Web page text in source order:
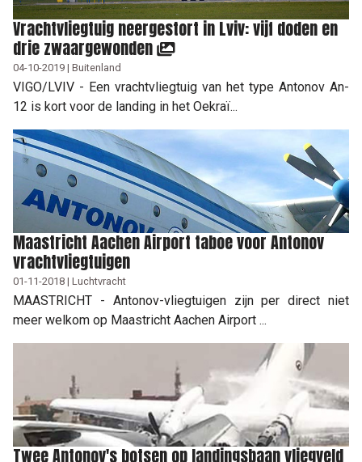
Vrachtvliegtuig neergestort in Lviv: vijf doden en
drie zwaargewonden
04-10-2019 | Buitenland
VIGO/LVIV - Een vrachtvliegtuig van het type Antonov An-
12 is kort voor de landing in het Oekraï...
Maastricht Aachen Airport taboe voor Antonov
vrachtvliegtuigen
01-11-2018 | Luchtvracht
MAASTRICHT - Antonov-vliegtuigen zijn per direct niet
meer welkom op Maastricht Aachen Airport ...
Twee Antonov's botsen op landingsbaan vliegveld